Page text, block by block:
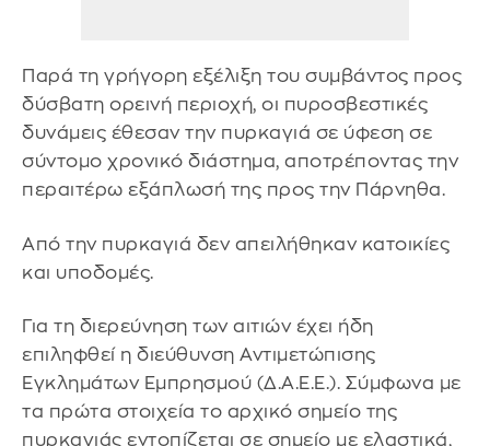
Παρά τη γρήγορη εξέλιξη του συμβάντος προς
δύσβατη ορεινή περιοχή, οι πυροσβεστικές
δυνάμεις έθεσαν την πυρκαγιά σε ύφεση σε
σύντομο χρονικό διάστημα, αποτρέποντας την
περαιτέρω εξάπλωσή της προς την Πάρνηθα.
Από την πυρκαγιά δεν απειλήθηκαν κατοικίες
και υποδομές.
Για τη διερεύνηση των αιτιών έχει ήδη
επιληφθεί η διεύθυνση Αντιμετώπισης
Εγκλημάτων Εμπρησμού (Δ.Α.Ε.Ε.). Σύμφωνα με
τα πρώτα στοιχεία το αρχικό σημείο της
πυρκαγιάς εντοπίζεται σε σημείο με ελαστικά,